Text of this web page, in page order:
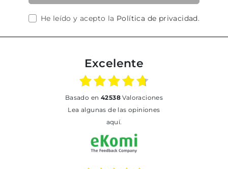
He leído y acepto la Política de privacidad.
Excelente
basado en 42538Valoraciones
Lea algunas de las opiniones
aquí.